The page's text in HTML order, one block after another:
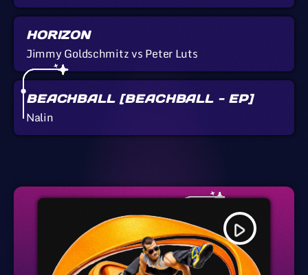
HORIZON
Jimmy Goldschmitz vs Peter Luts
BEACHBALL [BEACHBALL - EP]
Nalin
play_arrow